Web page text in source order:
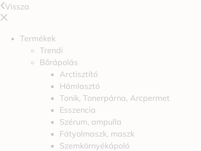
Vissza
Termékek
Trendi
Bőrápolás
Arctisztító
Hámlasztó
Tonik, Tonerpárna, Arcpermet
Esszencia
Szérum, ampulla
Fátyolmaszk, maszk
Szemkörnyékápoló